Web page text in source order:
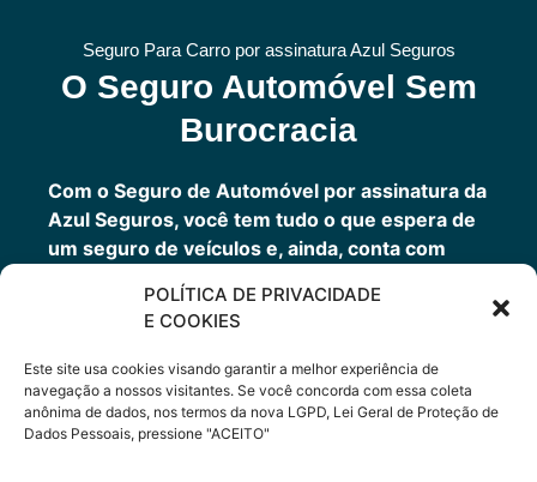
POLÍTICA DE PRIVACIDADE
E COOKIES
Este site usa cookies visando garantir a melhor experiência de
navegação a nossos visitantes. Se você concorda com essa coleta
anônima de dados, nos termos da nova LGPD, Lei Geral de Proteção de
Dados Pessoais, pressione "ACEITO"
Seguro Para Carro por assinatura Azul Seguros
O Seguro Automóvel Sem
Burocracia
Com o Seguro de Automóvel por assinatura da
Azul Seguros, você tem tudo o que espera de
um seguro de veículos e, ainda, conta com
outros benefícios disponíveis 24h.
Você tem um seguro completo com a garantia
de uma empresa sólida que faz parte do grupo
Porto Seguro.